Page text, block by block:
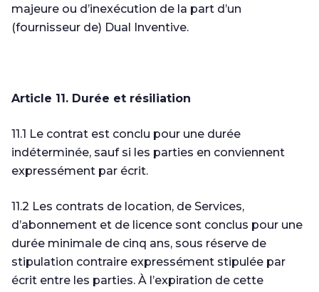
majeure ou d’inexécution de la part d’un
(fournisseur de) Dual Inventive.
Article 11. Durée et résiliation
11.1 Le contrat est conclu pour une durée
indéterminée, sauf si les parties en conviennent
expressément par écrit.
11.2 Les contrats de location, de Services,
d’abonnement et de licence sont conclus pour une
durée minimale de cinq ans, sous réserve de
stipulation contraire expressément stipulée par
écrit entre les parties. À l’expiration de cette